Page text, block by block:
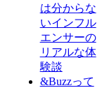
は分からな
いインフル
エンサーの
リアルな体
験談
&Buzzって